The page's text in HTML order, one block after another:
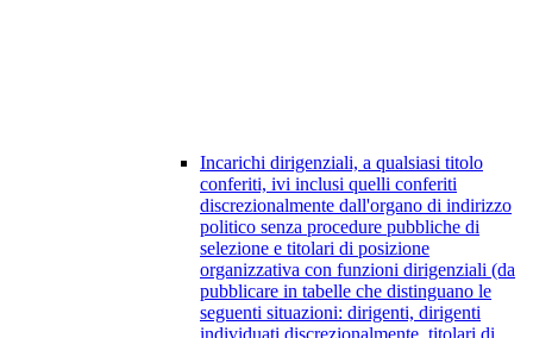
Incarichi dirigenziali, a qualsiasi titolo
conferiti, ivi inclusi quelli conferiti
discrezionalmente dall'organo di indirizzo
politico senza procedure pubbliche di
selezione e titolari di posizione
organizzativa con funzioni dirigenziali (da
pubblicare in tabelle che distinguano le
seguenti situazioni: dirigenti, dirigenti